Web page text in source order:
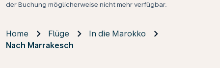
der Buchung möglicherweise nicht mehr verfügbar.
Home Flüge
In die Marokko
Nach Marrakesch